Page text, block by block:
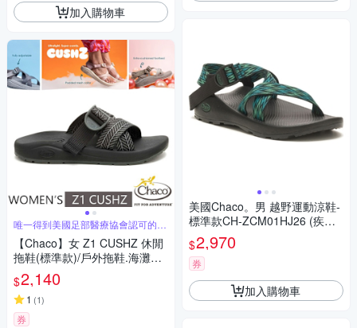
加入購物車
唯一得到美國足部醫療協會認可的運
動涼鞋
【Chaco】女 Z1 CUSHZ 休閒
拖鞋(標準款)/戶外拖鞋.海灘鞋_
CH-USW01-HL22 葉茂黛黑
$2,140
1 (1)
券
美國Chaco。男 越野運動涼鞋-
標準款CH-ZCM01HJ26 (疾風
綠)
$2,970
券
加入購物車